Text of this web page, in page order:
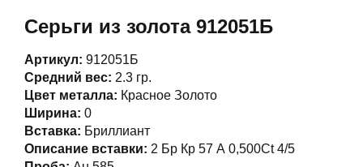
Серьги из золота 912051Б
Артикул: 912051Б
Средний вес: 2.3 гр.
Цвет металла: Красное Золото
Ширина: 0
Вставка: Бриллиант
Описание вставки: 2 Бр Кр 57 А 0,500Ct 4/5